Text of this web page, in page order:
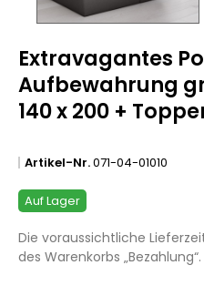
Extravagantes
Aufbewahrung
140 x 200 +
Artikel-Nr.071-04-01010
Auf Lager
Die voraussichtliche
des Warenkorbs „Bezahlung“.